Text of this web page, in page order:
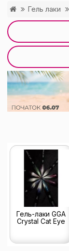
Гель лаки
Гель-лаки GGA
Crystal Cat Eye